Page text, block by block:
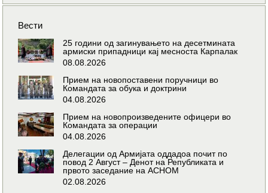
Вести
25 години од загинувањето на десетмината
армиски припадници кај месноста Карпалак
08.08.2026
Прием на новопоставени поручници во
Командата за обука и доктрини
04.08.2026
Прием на новопроизведените офицери во
Командата за операции
04.08.2026
Делегации од Армијата оддадоа почит по
повод 2 Август – Денот на Републиката и
првото заседание на АСНОМ
02.08.2026